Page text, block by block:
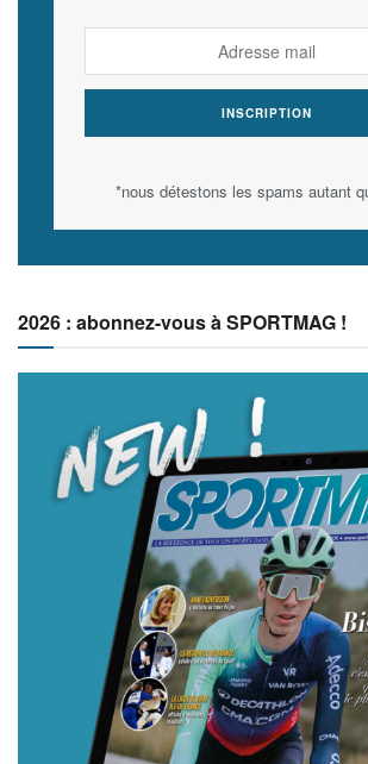
*nous détestons les spams autant
2026 : abonnez-vous à SPORTMAG !